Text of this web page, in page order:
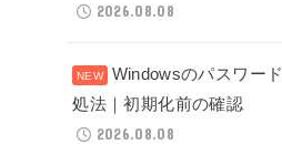
2026.08.08
Windowsのパスワー
処法｜初期化前の確認
2026.08.08